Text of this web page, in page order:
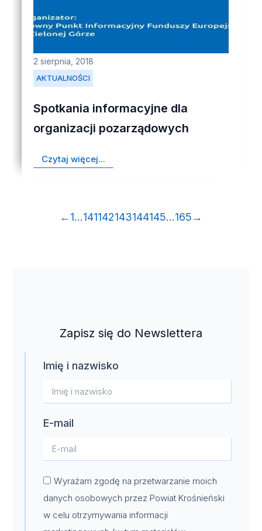
AKTUALNOŚCI
2 sierpnia, 2018
Spotkania informacyjne dla
organizacji pozarządowych
Czytaj więcej...
←1…141142143144145…165→
Zapisz się do Newslettera
Imię i nazwisko
E-mail
Wyrażam zgodę na przetwarzanie moich
danych osobowych przez Powiat Krośnieński
w celu otrzymywania informacji